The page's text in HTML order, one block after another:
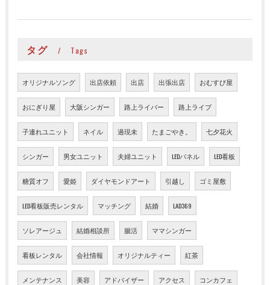
タグ Tags
オリジナルソング 出店依頼 出店 出張出店 おむすび屋
おにぎり屋 大阪シンガー 路上ライバー 路上ライブ
子連れユニット ネイル 過現未 たまごやき。 七夕花火
シンガー 男女ユニット 夫婦ユニット LEDパネル LED看板
糖質オフ 愛姫 ダイヤモンドアート 引越し ゴミ屋敷
LED看板販売レンタル マッチング 結婚 LAD369
ソレアージュ 結婚相談所 腸活 ママシンガー
看板レンタル 会社情報 オリジナルティー 紅茶
メンテナンス 美容 アドバイザー アクセス コンカフェ